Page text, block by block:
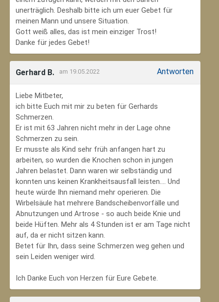
unerträglich. Deshalb bitte ich um euer Gebet für
meinen Mann und unsere Situation.
Gott weiß alles, das ist mein einziger Trost!
Danke für jedes Gebet!
Gerhard B. am 19.05.2022 Antworten
Liebe Mitbeter,
ich bitte Euch mit mir zu beten für Gerhards
Schmerzen.
Er ist mit 63 Jahren nicht mehr in der Lage ohne
Schmerzen zu sein.
Er musste als Kind sehr früh anfangen hart zu
arbeiten, so wurden die Knochen schon in jungen
Jahren belastet. Dann waren wir selbständig und
konnten uns keinen Krankheitsausfall leisten.... Und
heute würde Ihn niemand mehr operieren. Die
Wirbelsäule hat mehrere Bandscheibenvorfälle und
Abnutzungen und Artrose - so auch beide Knie und
beide Hüften. Mehr als 4 Stunden ist er am Tage nicht
auf, da er nicht sitzen kann.
Betet für Ihn, dass seine Schmerzen weg gehen und
sein Leiden weniger wird.
Ich Danke Euch von Herzen für Eure Gebete.